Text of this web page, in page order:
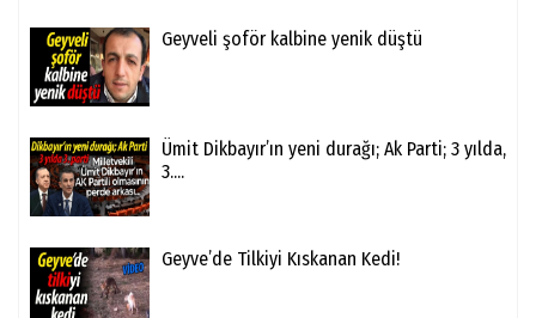
Geyveli şoför kalbine yenik düştü
Ümit Dikbayır’ın yeni durağı; Ak Parti; 3 yılda,
3....
Geyve’de Tilkiyi Kıskanan Kedi!